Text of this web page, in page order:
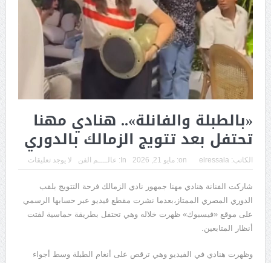
«بالطبلة والفانلة».. هنادي مهنا
تحتفل بعد تتويج الزمالك بالدوري
الكاتب: elressala
on: مايو 21, 2026 In: عالــــم الفن لا يوجد تعليقات
شاركت الفنانة هنادي مهنا جمهور نادي الزمالك فرحة التتويج بلقب
الدوري المصري الممتاز،بعدما نشرت مقطع فيديو عبر حسابها الرسمي
على موقع «فيسبوك» ظهرت خلاله وهي تحتفل بطريقة حماسية لفتت
أنظار المتابعين.
وظهرت هنادي في الفيديو وهي ترقص على أنغام الطبلة وسط أجواء